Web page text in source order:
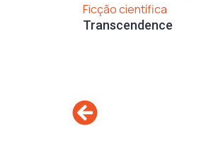
Ficção científica
Transcendence